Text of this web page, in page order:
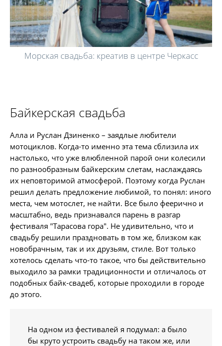
Морская свадьба: креатив в центре Черкасс
Байкерская свадьба
Алла и Руслан Дзиненко – заядлые любители
мотоциклов. Когда-то именно эта тема сблизила их
настолько, что уже влюбленной парой они колесили
по разнообразным байкерским слетам, наслаждаясь
их неповторимой атмосферой. Поэтому когда Руслан
решил делать предложение любимой, то понял: иного
места, чем мотослет, не найти. Все было феерично и
масштабно, ведь признавался парень в разгар
фестиваля "Тарасова гора". Не удивительно, что и
свадьбу решили праздновать в том же, близком как
новобрачным, так и их друзьям, стиле. Вот только
хотелось сделать что-то такое, что бы действительно
выходило за рамки традиционности и отличалось от
подобных байк-свадеб, которые проходили в городе
до этого.
На одном из фестивалей я подумал: а было
бы круто устроить свадьбу на таком же, или